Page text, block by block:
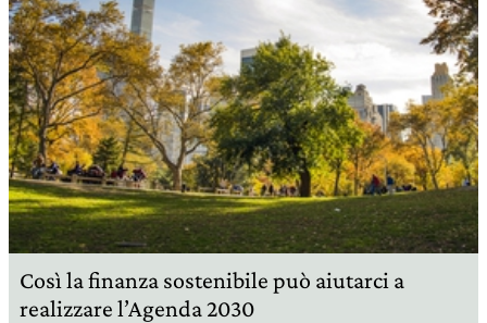
Così la finanza sostenibile può aiutarci a
realizzare l’Agenda 2030